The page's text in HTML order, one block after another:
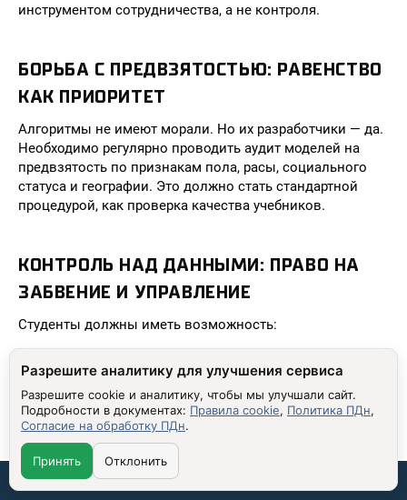
инструментом сотрудничества, а не контроля.
БОРЬБА С ПРЕДВЗЯТОСТЬЮ: РАВЕНСТВО
КАК ПРИОРИТЕТ
Алгоритмы не имеют морали. Но их разработчики — да.
Необходимо регулярно проводить аудит моделей на
предвзятость по признакам пола, расы, социального
статуса и географии. Это должно стать стандартной
процедурой, как проверка качества учебников.
КОНТРОЛЬ НАД ДАННЫМИ: ПРАВО НА
ЗАБВЕНИЕ И УПРАВЛЕНИЕ
Студенты должны иметь возможность:
Изменять или удалять их;
Отказываться от сбора определённых типов
информации;
Понимать, как данные используются и кем.
Связаться со мной:
Разрешите аналитику для улучшения сервиса
Разрешите cookie и аналитику, чтобы мы улучшали сайт.
Подробности в документах: Правила cookie, Политика ПДн,
Согласие на обработку ПДн.
Принять Отклонить